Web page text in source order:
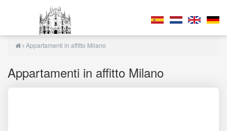
Appartamenti in affitto Milano
Appartamenti in affitto Milano